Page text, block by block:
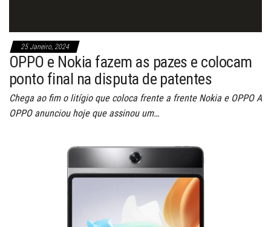
25 Janeiro, 2024
OPPO e Nokia fazem as pazes e colocam
ponto final na disputa de patentes
Chega ao fim o litígio que coloca frente a frente Nokia e OPPO A
OPPO anunciou hoje que assinou um…